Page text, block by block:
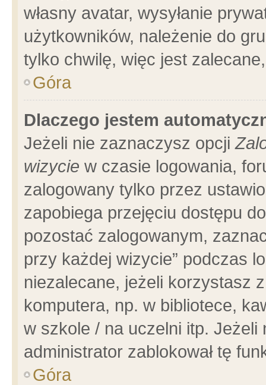
własny avatar, wysyłanie
użytkowników, należenie do
tylko chwilę, więc jest
Góra
Dlaczego jestem
Jeżeli nie zaznaczysz opcji
wizycie w czasie logowania,
zalogowany tylko przez
zapobiega przejęciu dostępu
pozostać zalogowanym,
przy każdej wizycie” podczas
niezalecane, jeżeli korzystasz
komputera, np. w bibliotece,
w szkole / na uczelni itp.
administrator zablokował tę
Góra